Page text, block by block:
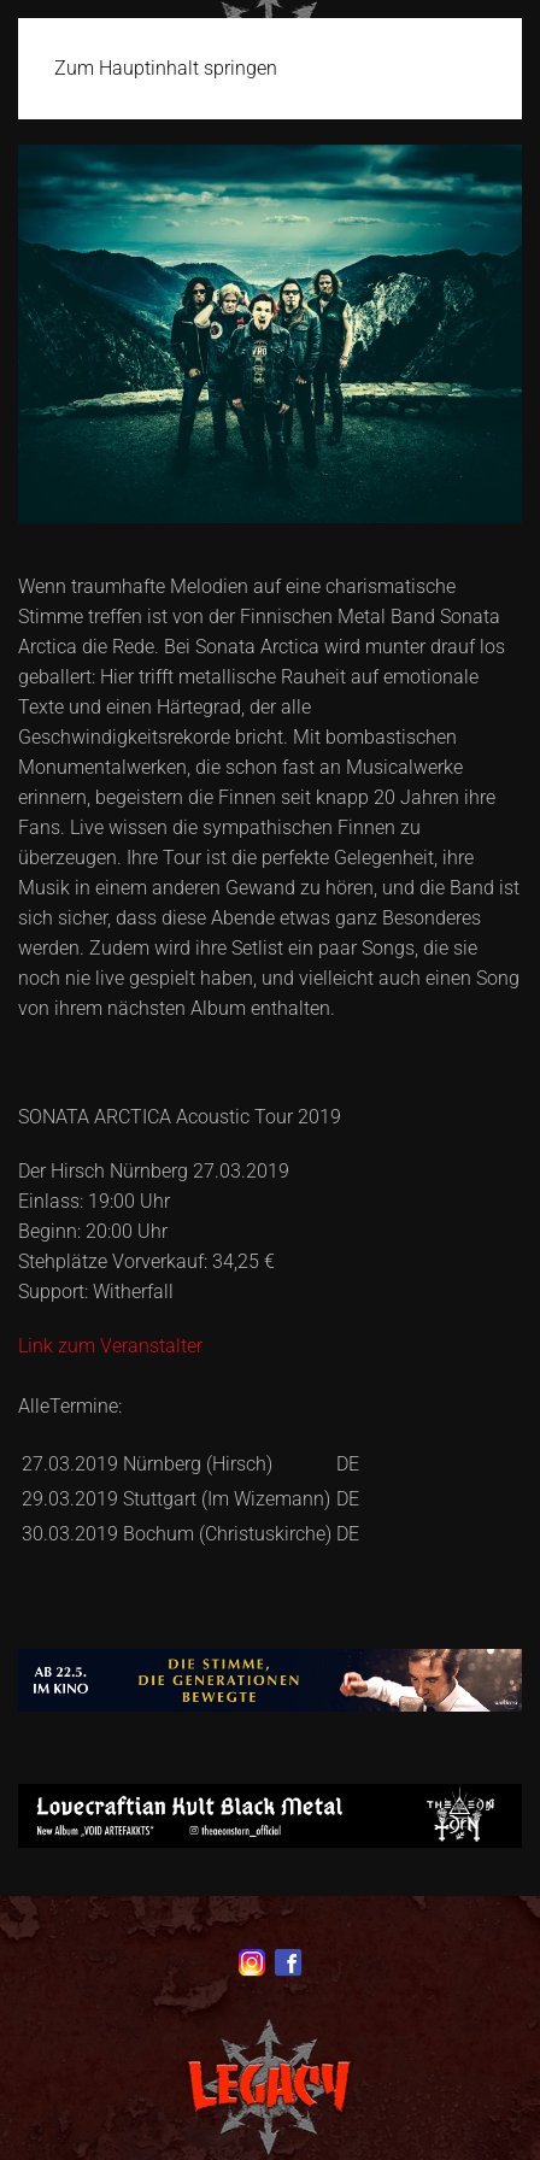
Zum Hauptinhalt springen
Wenn traumhafte Melodien auf eine charismatische
Stimme treffen ist von der Finnischen Metal Band Sonata
Arctica die Rede. Bei Sonata Arctica wird munter drauf los
geballert: Hier trifft metallische Rauheit auf emotionale
Texte und einen Härtegrad, der alle
Geschwindigkeitsrekorde bricht. Mit bombastischen
Monumentalwerken, die schon fast an Musicalwerke
erinnern, begeistern die Finnen seit knapp 20 Jahren ihre
Fans. Live wissen die sympathischen Finnen zu
überzeugen. Ihre Tour ist die perfekte Gelegenheit, ihre
Musik in einem anderen Gewand zu hören, und die Band ist
sich sicher, dass diese Abende etwas ganz Besonderes
werden. Zudem wird ihre Setlist ein paar Songs, die sie
noch nie live gespielt haben, und vielleicht auch einen Song
von ihrem nächsten Album enthalten.
SONATA ARCTICA Acoustic Tour 2019
Der Hirsch Nürnberg 27.03.2019
Einlass: 19:00 Uhr
Beginn: 20:00 Uhr
Stehplätze Vorverkauf: 34,25 €
Support: Witherfall
Link zum Veranstalter
AlleTermine:
27.03.2019 Nürnberg (Hirsch)
DE
29.03.2019 Stuttgart (Im Wizemann) DE
30.03.2019 Bochum (Christuskirche) DE